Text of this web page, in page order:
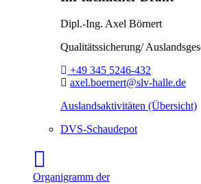
Dipl.-Ing. Axel Börnert
Qualitätssicherung/
Telefon:
+49 345 5246-432
E-Mail:
axel.boernert@slv-halle.de
Auslandsaktivitäten (Übersicht)
DVS-Schaudepot
Organigramm der